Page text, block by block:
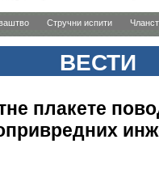
Стручни испити
ВЕСТИ
плакете